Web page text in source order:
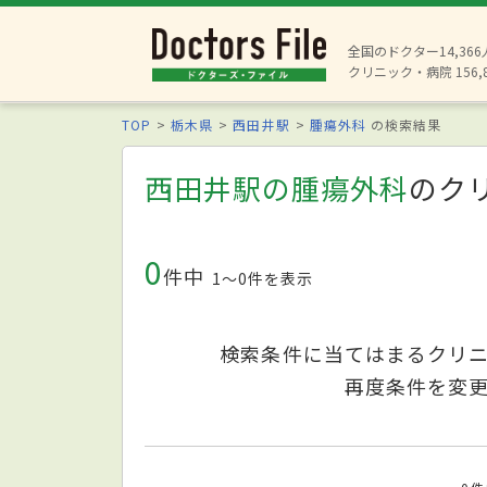
全国のドクター14,366
クリニック・病院
TOP 栃木県 西田井駅 腫瘍外科 の検索結果
西田井駅の腫瘍外科のク
0件中 1〜0件を表示
検索条件に当てはまるクリ
再度条件を変